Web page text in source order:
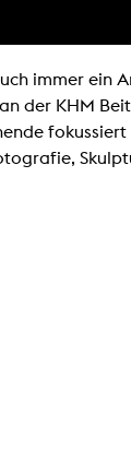
immer ein
der KHM